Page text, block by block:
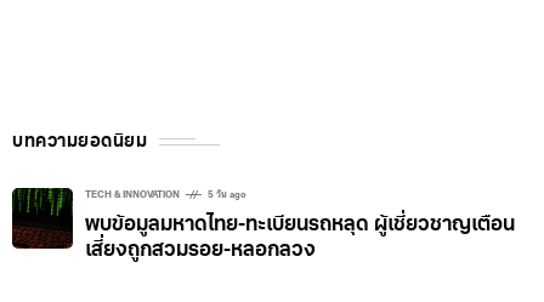
บทความยอดนิยม
TECH & INNOVATION 5 วัน ago
พบข้อมูลมหาดไทย-ทะเบียนรถหลุด ผู้เชี่ยวชาญเตือน
เสี่ยงถูกสวมรอย-หลอกลวง